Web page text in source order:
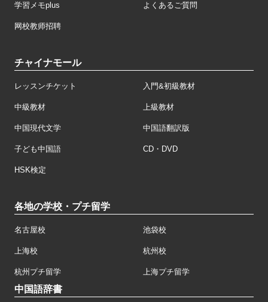
学習メモplus よくあるご質問
网校教师招聘
チャイナモール
レッスンチケット 入門&初級教材
中級教材 上級教材
中国現代文学 中国語翻訳版
子ども中国語 CD・DVD
HSK検定
各地の学校・プチ留学
名古屋校 池袋校
上海校 杭州校
杭州プチ留学 上海プチ留学
中国語辞書